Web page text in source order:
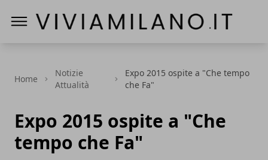
Home
Notizie
Attualità
Expo 2015 ospite a "Che tempo
che Fa"
Expo 2015 ospite a "Che
tempo che Fa"